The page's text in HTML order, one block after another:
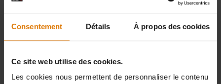
Consentement Détails À propos des cookies
Ce site web utilise des cookies.
Les cookies nous permettent de personnaliser le contenu